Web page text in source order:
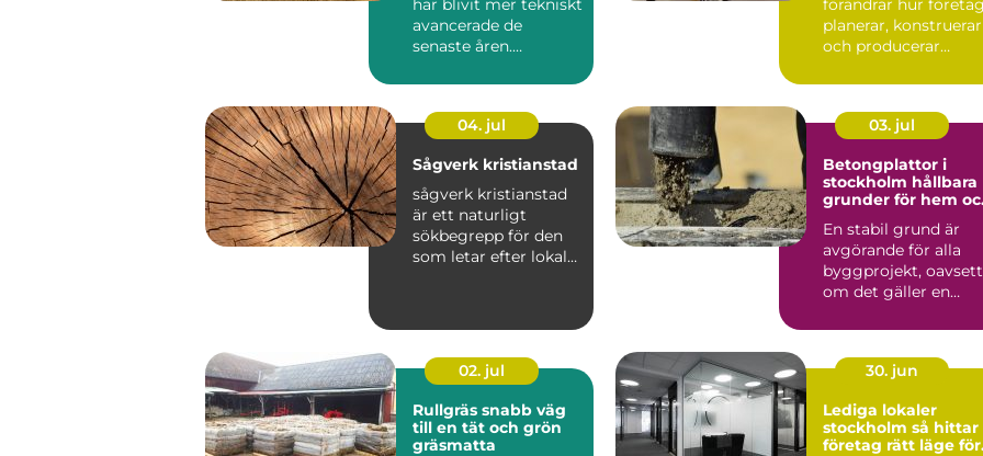
avancerade de
senaste åren.
skarpa ...
planerar, konstruerar
och producerar
04. jul
Sågverk kristianstad
sågverk kristianstad
är ett naturligt
sökbegrepp för den
som letar efter lokalt
03. jul
Betongplattor i
stockholm hållbara
grunder för hem
En stabil grund är
avgörande för alla
byggprojekt, oavsett
om det gäller en
attefall...
02. jul
Rullgräs snabb väg
till en tät och grön
gräsmatta
30. jun
Lediga lokaler
stockholm så hittar
företag rätt läge för